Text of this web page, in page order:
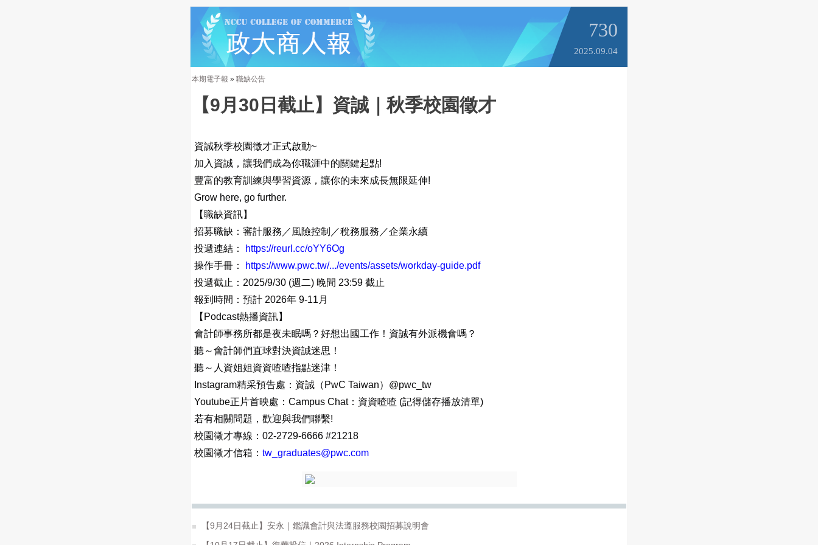
730
2025.09.04
本期電子報 » 職缺公告
【9月30日截止】資誠｜秋季校園徵才
資誠秋季校園徵才正式啟動~
加入資誠，讓我們成為你職涯中的關鍵起點!
豐富的教育訓練與學習資源，讓你的未來成長無限延伸!
Grow here, go further.
【職缺資訊】
招募職缺：審計服務／風險控制／稅務服務／企業永續
投遞連結：
https://reurl.cc/oYY6Og
操作手冊：
https://www.pwc.tw/.../events/assets/workday-guide.pdf
投遞截止：2025/9/30 (週二) 晚間 23:59 截止
報到時間：預計 2026年 9-11月
【Podcast熱播資訊】
會計師事務所都是夜未眠嗎？好想出國工作！資誠有外派機會嗎？
聽～會計師們直球對決資誠迷思！
聽～人資姐姐資資喳喳指點迷津！
Instagram精采預告處：資誠（PwC Taiwan）@pwc_tw
Youtube正片首映處：Campus Chat：資資喳喳 (記得儲存播放清單)
若有相關問題，歡迎與我們聯繫!
校園徵才專線：02-2729-6666 #21218
校園徵才信箱： tw_graduates@pwc.com
【9月24日截止】安永｜鑑識會計與法遵服務校園招募說明會